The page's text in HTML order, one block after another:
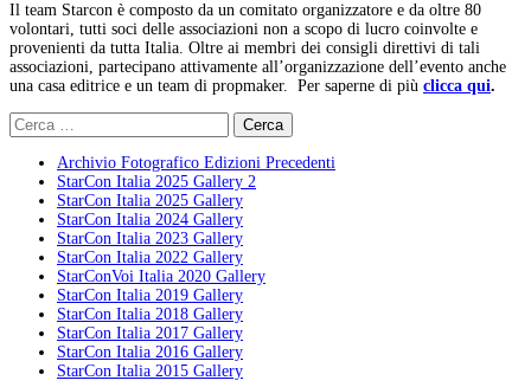
Il team Starcon è composto da un comitato organizzatore e da oltre 80
volontari, tutti soci delle associazioni non a scopo di lucro coinvolte e
provenienti da tutta Italia. Oltre ai membri dei consigli direttivi di tali
associazioni, partecipano attivamente all’organizzazione dell’evento anche
una casa editrice e un team di propmaker. Per saperne di più clicca qui.
Ricerca
per:
Archivio Fotografico Edizioni Precedenti
StarCon Italia 2025 Gallery 2
StarCon Italia 2025 Gallery
StarCon Italia 2024 Gallery
StarCon Italia 2023 Gallery
StarCon Italia 2022 Gallery
StarConVoi Italia 2020 Gallery
StarCon Italia 2019 Gallery
StarCon Italia 2018 Gallery
StarCon Italia 2017 Gallery
StarCon Italia 2016 Gallery
StarCon Italia 2015 Gallery